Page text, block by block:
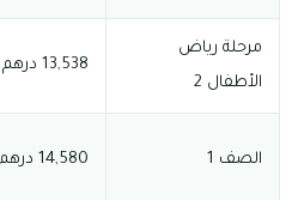
مرحلة رياض
الأطفال 2
13,538 درهم إماراتي.
الصف 1 14,580 درهم إماراتي.